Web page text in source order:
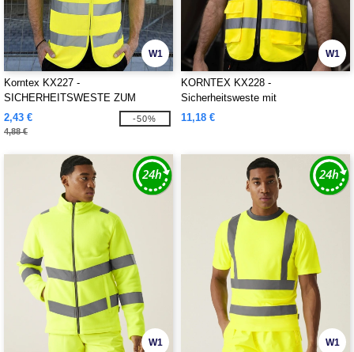
W1
Korntex KX227 -
SICHERHEITSWESTE ZUM
BEDRUCKEN "PASSAU"
2,43 €
4,88 €
-50%
W1
KORNTEX KX228 -
Sicherheitsweste mit
Reißverschluss
11,18 €
W1 W1